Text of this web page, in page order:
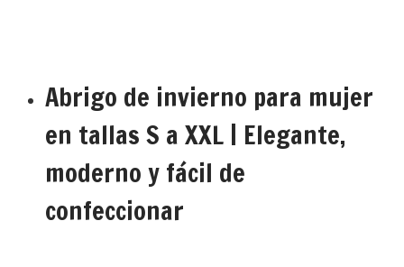
Abrigo de invierno para mujer
en tallas S a XXL | Elegante,
moderno y fácil de
confeccionar